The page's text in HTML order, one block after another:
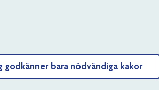
godkänner bara nödvändiga kakor
pensionsrätt
pensionsrätt har du om det
från oss att du har rätt till
omtjänstepensionoch